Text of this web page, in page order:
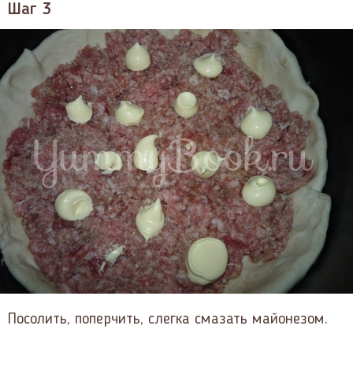
Шаг 3
Посолить, поперчить, слегка смазать майонезом.